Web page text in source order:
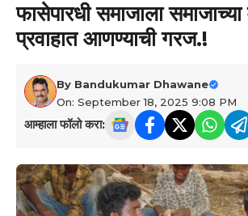
फासेपारधी समाजाला
प्रवाहात आणण्याची गरज.!
By Bandukumar Dhawane
On: September 18, 2025 9:08 PM
आम्हाला फॉलो करा: